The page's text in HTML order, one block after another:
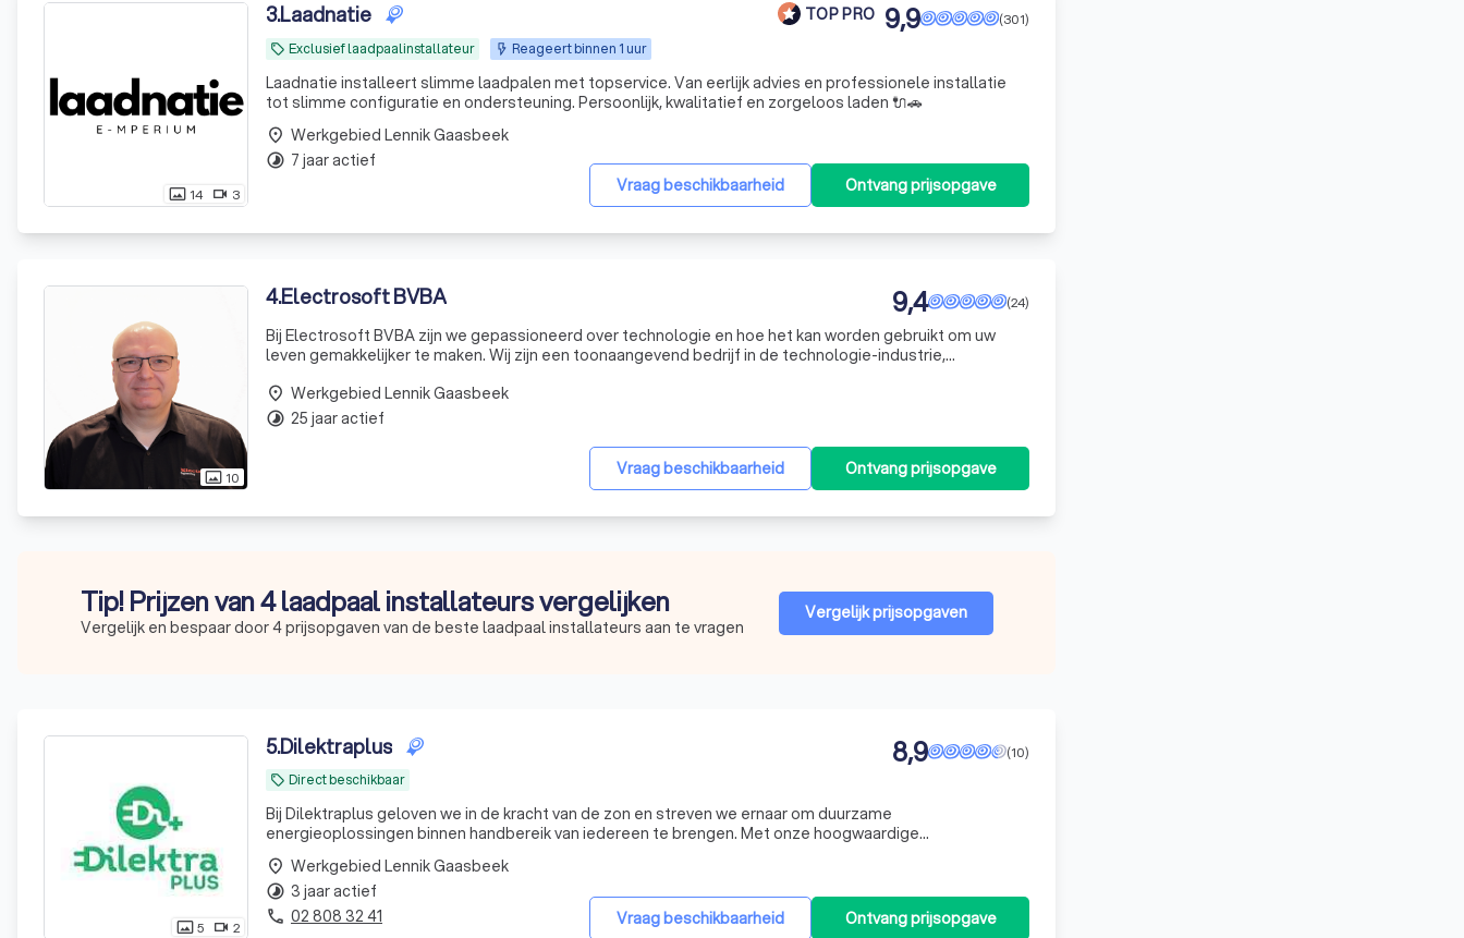
photo_size_select_actual 14 videocam 3
3.Laadnatie TOP PRO
local_offer Exclusief laadpaalinstallateur Reageert binnen 1 uur
(301)
9,9
Laadnatie installeert slimme laadpalen met topservice. Van eerlijk advies en professionele installatie
tot slimme configuratie en ondersteuning. Persoonlijk, kwalitatief en zorgeloos laden 🔌🚗
Vraag beschikbaarheid Ontvang prijsopgave
place Werkgebied Lennik Gaasbeek
timelapse 7 jaar actief
photo_size_select_actual 10
4.Electrosoft BVBA (24)
9,4
Bij Electrosoft BVBA zijn we gepassioneerd over technologie en hoe het kan worden gebruikt om uw
leven gemakkelijker te maken. Wij zijn een toonaangevend bedrijf in de technologie-industrie,
specifieke
Vraag beschikbaarheid Ontvang prijsopgave
place Werkgebied Lennik Gaasbeek
timelapse 25 jaar actief
Tip! Prijzen van 4 laadpaal installateurs vergelijken
Vergelijk en bespaar door 4 prijsopgaven van de beste laadpaal installateurs aan te vragen
Vergelijk prijsopgaven
photo_size_select_actual5 videocam 2
5.Dilektraplus
local_offer Direct beschikbaar
(10)
8,9
Bij Dilektraplus geloven we in de kracht van de zon en streven we ernaar om duurzame
energieoplossingen binnen handbereik van iedereen te brengen. Met onze hoogwaardige
zonnepanelen, geavanceerde omvormers, innovatieve thuisbatterijen en betrouwbare laadpalen voor
elektrische voertuigen, zetten we s
Vraag beschikbaarheid Ontvang prijsopgave
place Werkgebied Lennik Gaasbeek
timelapse 3 jaar actief
phone 02 808 32 41